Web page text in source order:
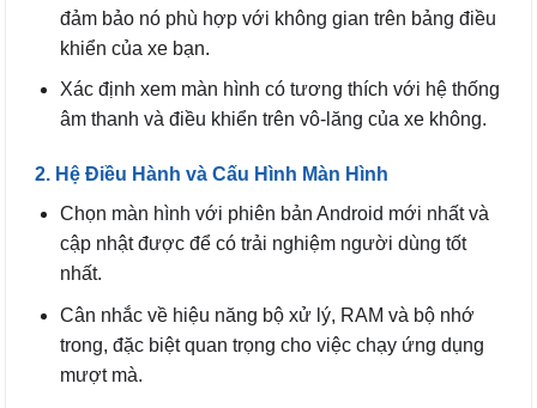
đảm bảo nó phù hợp với không gian trên bảng điều
khiển của xe bạn.
Xác định xem màn hình có tương thích với hệ thống
âm thanh và điều khiển trên vô-lăng của xe không.
2. Hệ Điều Hành và Cấu Hình Màn Hình
Chọn màn hình với phiên bản Android mới nhất và
cập nhật được để có trải nghiệm người dùng tốt
nhất.
Cân nhắc về hiệu năng bộ xử lý, RAM và bộ nhớ
trong, đặc biệt quan trọng cho việc chạy ứng dụng
mượt mà.